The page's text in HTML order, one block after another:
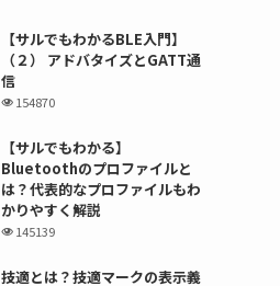
【サルでもわかるBLE入門】
（２） アドバタイズとGATT通
信
154870
【サルでもわかる】
Bluetoothのプロファイルと
は？代表的なプロファイルもわ
かりやすく解説
145139
技適とは？技適マークの表示義